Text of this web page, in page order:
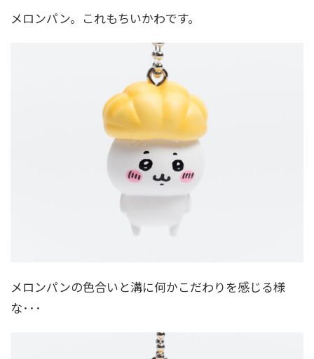
メロンパン。これもちいかわです。
メロンパンの色合いと溝に何かこだわりを感じる様
な･･･